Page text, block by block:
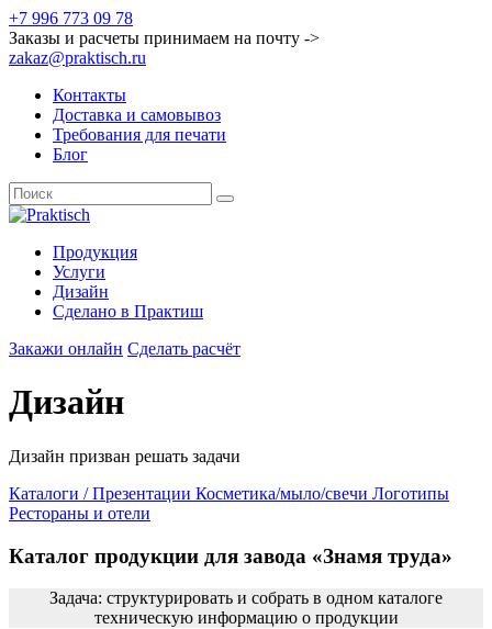
+7 996 773 09 78
Заказы и расчеты принимаем на почту ->
zakaz@praktisch.ru
Контакты
Доставка и самовывоз
Требования для печати
Блог
Продукция
Услуги
Дизайн
Cделано в Практиш
Закажи онлайн Сделать расчёт
Дизайн
Дизайн призван решать задачи
Каталоги / Презентации Косметика/мыло/свечи Логотипы
Рестораны и отели
Каталог продукции для завода «Знамя труда»
Задача: структурировать и собрать в одном каталоге
техническую информацию о продукции